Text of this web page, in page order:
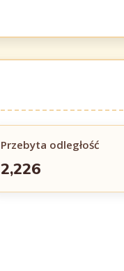
Przebyta odległość
2,226